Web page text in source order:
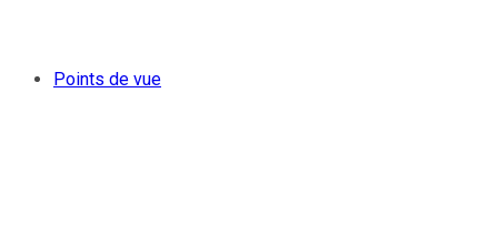
Points de vue